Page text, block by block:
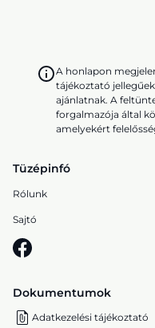
A honlapon
tájékoztató
ajánlatnak. A
forgalmazója által
amelyekért
Tüzépinfó
Rólunk
Sajtó
Dokumentumok
Adatkezelési tájékoztató